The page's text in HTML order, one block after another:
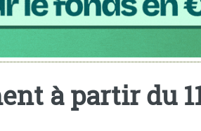
à partir du